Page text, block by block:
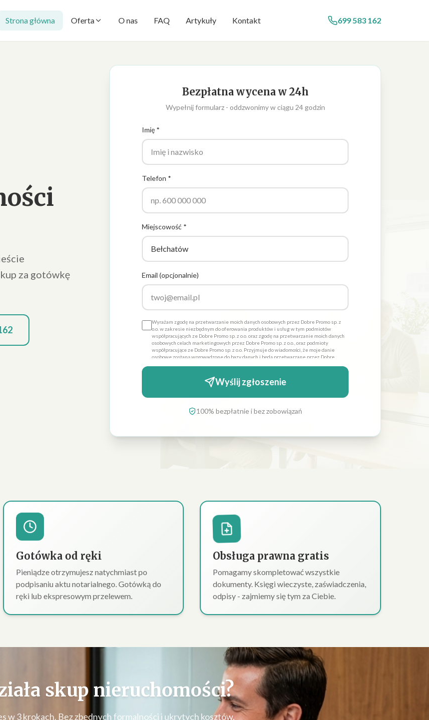
Strona główna Oferta O nas FAQ Artykuły Kontakt 699 583 162
za gotówkę
Bezpłatna wycena w 24h
Wypełnij formularz - oddzwonimy w ciągu 24 godzin
Imię *
Telefon *
Miejscowość *
Email (opcjonalnie)
Wyrażam zgodę na przetwarzanie moich danych osobowych przez Dobre Promo sp. z
o.o. w zakresie niezbędnym do oferowania produktów i usług w tym podmiotów
współpracujących ze Dobre Promo sp. z o.o. oraz zgodę na przetwarzanie moich danych
osobowych celach marketingowych przez Dobre Promo sp. z o.o., oraz podmioty
współpracujące ze Dobre Promo sp. z o.o. Przyjmuje do wiadomości, że moje danie
osobowe zostaną wprowadzone do bazy danych i będą przetwarzane przez Dobre
danych ich poprawienia lub usunięcia. Administratorami danych osobowych jest
Dobre Promo sp. z o.o. z siedzibą w Szczecinie ul. Cyfrowa 6 *
Wyślij zgłoszenie
100% bezpłatnie i bez zobowiązań
Gotówka od ręki
Pieniądze otrzymujesz natychmiast po
podpisaniu aktu notarialnego. Gotówką do
ręki lub ekspresowym przelewem.
Obsługa prawna gratis
Pomagamy skompletować wszystkie
dokumenty. Księgi wieczyste, zaświadczenia,
odpisy - zajmiemy się tym za Ciebie.
skup nieruchomości?
w 3 krokach. Bez zbędnych formalności i ukrytych kosztów.